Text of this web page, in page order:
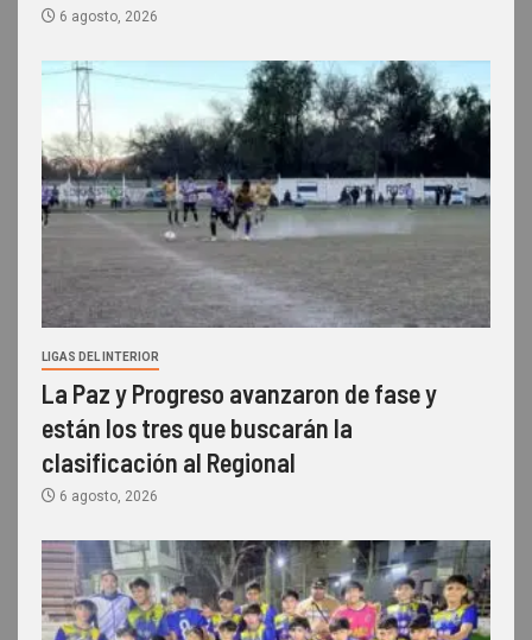
6 agosto, 2026
LIGAS DEL INTERIOR
La Paz y Progreso avanzaron de fase y
están los tres que buscarán la
clasificación al Regional
6 agosto, 2026